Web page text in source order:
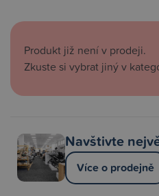
Produkt již není v prodeji.
Zkuste si vybrat jiný v
Navštivte
Více o prodejně